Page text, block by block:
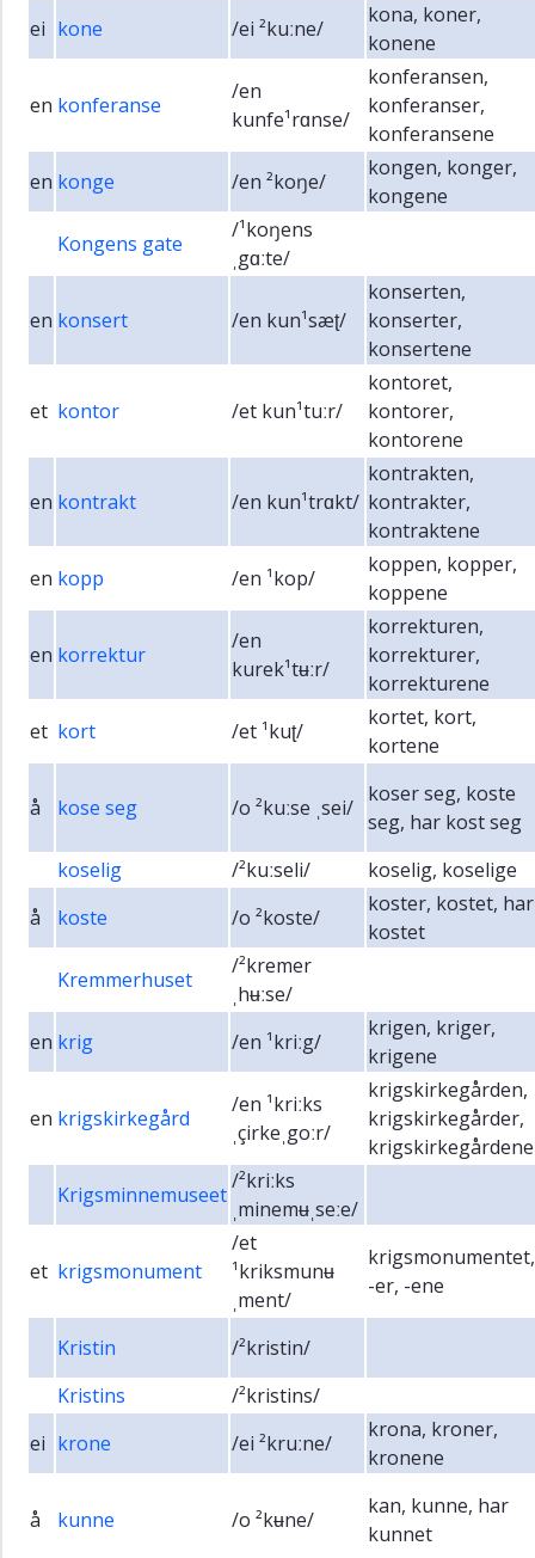
ei kone /ei ²kuːne/
kona, koner,
konene
en konferanse
/en
kunfe¹rɑnse/
konferansen,
konferanser,
konferansene
en konge /en ²koŋe/
kongen, konger,
kongene
Kongens gate
/¹koŋens
ˌgɑːte/
en konsert /en kun¹sæʈ/
konserten,
konserter,
konsertene
et kontor /et kun¹tuːr/
kontoret,
kontorer,
kontorene
en kontrakt /en kun¹trɑkt/
kontrakten,
kontrakter,
kontraktene
en kopp /en ¹kop/
koppen, kopper,
koppene
en korrektur
/en
kurek¹tʉːr/
korrekturen,
korrekturer,
korrekturene
et kort /et ¹kuʈ/
kortet, kort,
kortene
å kose seg /o ²kuːse ˌsei/
koser seg, koste
seg, har kost seg
koselig
/²kuːseli/
koselig, koselige
å
koste /o ²koste/
koster, kostet, har
kostet
Kremmerhuset
/²kremer
ˌhʉːse/
en krig /en ¹kriːg/
krigen, kriger,
krigene
en krigskirkegård
/en ¹kriːks
ˌçirkeˌgoːr/
krigskirkegården,
krigskirkegårder,
krigskirkegårdene
Krigsminnemuseet
/²kriːks
ˌminemʉˌseːe/
et krigsmonument
/et
¹kriksmunʉ
ˌment/
krigsmonumentet,
-er, -ene
Kristin
/²kristin/
Kristins
/²kristins/
ei krone /ei ²kruːne/
krona, kroner,
kronene
å kunne /o ²kʉne/
kan, kunne, har
kunnet